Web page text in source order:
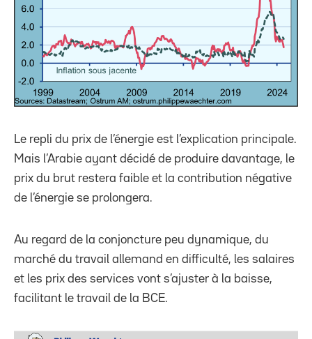
Le repli du prix de l’énergie est l’explication principale.
Mais l’Arabie ayant décidé de produire davantage, le
prix du brut restera faible et la contribution négative
de l’énergie se prolongera.
Au regard de la conjoncture peu dynamique, du
marché du travail allemand en difficulté, les salaires
et les prix des services vont s’ajuster à la baisse,
facilitant le travail de la BCE.